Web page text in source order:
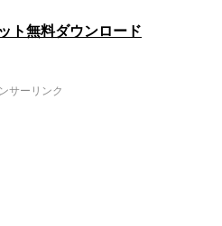
ト無料ダウンロード
サーリンク